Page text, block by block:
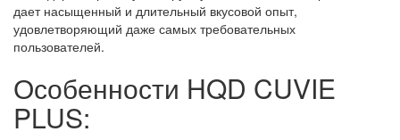
дает насыщенный и длительный вкусовой опыт,
удовлетворяющий даже самых требовательных
пользователей.
Особенности HQD CUVIE
PLUS: